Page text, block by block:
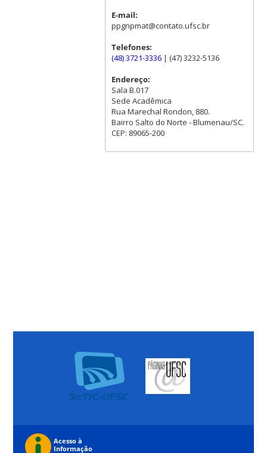
E-mail:
ppgnpmat@contato.ufsc.br
Telefones:
(48) 3721-3336| (47) 3232-5136
Endereço:
Sala B.017
Sede Acadêmica
Rua Marechal Rondon, 880.
Bairro Salto do Norte - Blumenau/SC.
CEP: 89065-200